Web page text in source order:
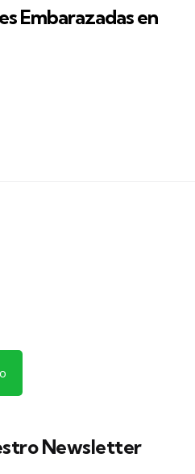
Embarazadas en
Newsletter